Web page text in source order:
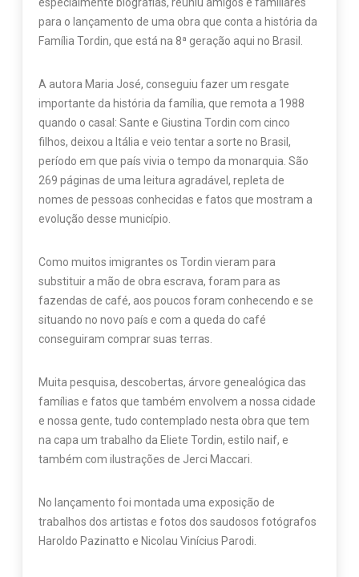
para o lançamento de uma obra que conta a história da
Família Tordin, que está na 8ª geração aqui no Brasil.
A autora Maria José, conseguiu fazer um resgate
importante da história da família, que remota a 1988
quando o casal: Sante e Giustina Tordin com cinco
filhos, deixou a Itália e veio tentar a sorte no Brasil,
período em que país vivia o tempo da monarquia. São
269 páginas de uma leitura agradável, repleta de
nomes de pessoas conhecidas e fatos que mostram a
evolução desse município.
Como muitos imigrantes os Tordin vieram para
substituir a mão de obra escrava, foram para as
fazendas de café, aos poucos foram conhecendo e se
situando no novo país e com a queda do café
conseguiram comprar suas terras.
Muita pesquisa, descobertas, árvore genealógica das
famílias e fatos que também envolvem a nossa cidade
e nossa gente, tudo contemplado nesta obra que tem
na capa um trabalho da Eliete Tordin, estilo naif, e
também com ilustrações de Jerci Maccari.
No lançamento foi montada uma exposição de
trabalhos dos artistas e fotos dos saudosos fotógrafos
Haroldo Pazinatto e Nicolau Vinícius Parodi.